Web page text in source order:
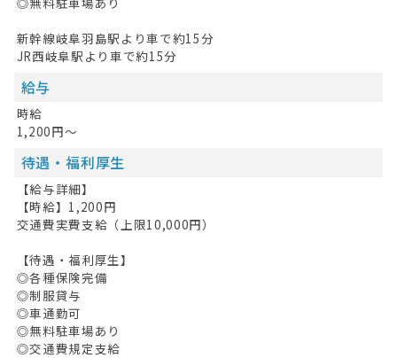
新幹線岐阜羽島駅より車で約15分
JR西岐阜駅より車で約15分
給与
時給
1,200円～
待遇・福利厚生
【給与詳細】
【時給】1,200円
交通費実費支給（上限10,000円）
【待遇・福利厚生】
◎各種保険完備
◎制服貸与
◎車通勤可
◎無料駐車場あり
◎交通費規定支給